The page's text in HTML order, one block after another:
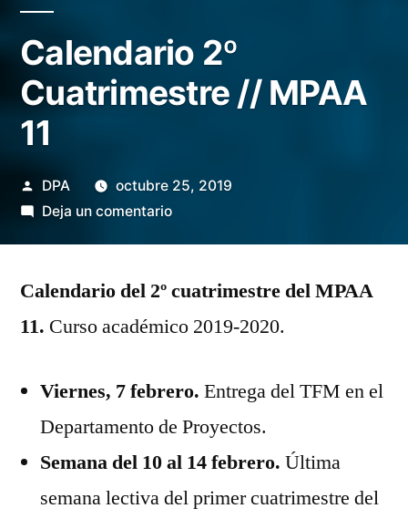
Calendario 2º
Cuatrimestre // MPAA
11
Publicado
por
DPA
octubre 25, 2019
Deja un comentarioen
Cuatrimestre
MPAA
Calendario del 2º cuatrimestre del MPAA
11. Curso académico 2019-2020.
Viernes, 7 febrero. Entrega del TFM en el
Departamento de Proyectos.
Semana del 10 al 14 febrero. Última
semana lectiva del primer cuatrimestre del